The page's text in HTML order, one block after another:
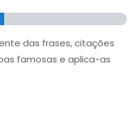
das frases, citações
famosas e aplica-as